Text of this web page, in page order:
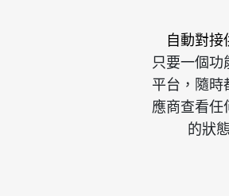
自動對接
只要一個功
平台，隨時
應商查看任
的狀